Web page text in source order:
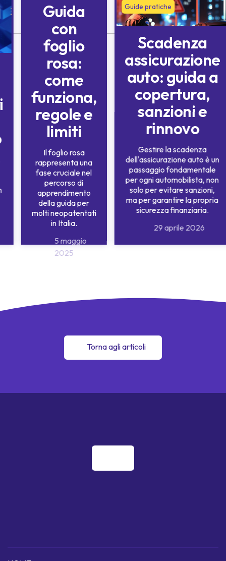
Guide pratiche
Guida
con
foglio
rosa:
come
funziona,
regole e
limiti
Il foglio rosa
rappresenta una
fase cruciale nel
percorso di
apprendimento
della guida per
molti neopatentati
in Italia.
5 maggio
2025
Guide pratiche
Scadenza
assicurazione
auto: guida a
copertura,
sanzioni e
rinnovo
Gestire la scadenza
dell'assicurazione auto è un
passaggio fondamentale
per ogni automobilista, non
solo per evitare sanzioni,
ma per garantire la propria
sicurezza finanziaria.
29 aprile 2026
Torna agli articoli